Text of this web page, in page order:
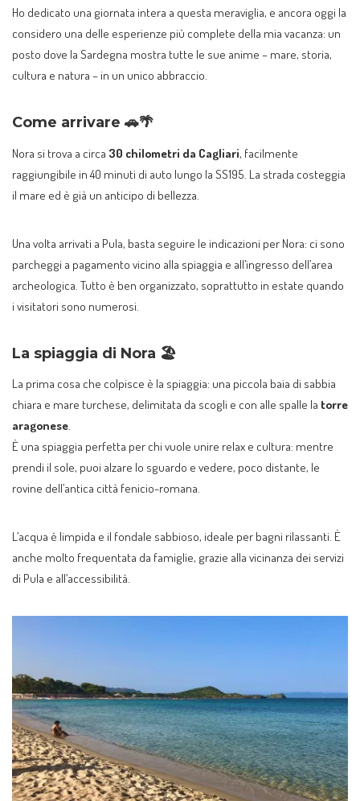
Ho dedicato una giornata intera a questa meraviglia, e ancora oggi la
considero una delle esperienze più complete della mia vacanza: un
posto dove la Sardegna mostra tutte le sue anime – mare, storia,
cultura e natura – in un unico abbraccio.
Come arrivare 🚗🌴
Nora si trova a circa 30 chilometri da Cagliari, facilmente
raggiungibile in 40 minuti di auto lungo la SS195. La strada costeggia
il mare ed è già un anticipo di bellezza.
Una volta arrivati a Pula, basta seguire le indicazioni per Nora: ci sono
parcheggi a pagamento vicino alla spiaggia e all’ingresso dell’area
archeologica. Tutto è ben organizzato, soprattutto in estate quando
i visitatori sono numerosi.
La spiaggia di Nora 🏖️
La prima cosa che colpisce è la spiaggia: una piccola baia di sabbia
chiara e mare turchese, delimitata da scogli e con alle spalle la torre
aragonese.
È una spiaggia perfetta per chi vuole unire relax e cultura: mentre
prendi il sole, puoi alzare lo sguardo e vedere, poco distante, le
rovine dell’antica città fenicio-romana.
L’acqua è limpida e il fondale sabbioso, ideale per bagni rilassanti. È
anche molto frequentata da famiglie, grazie alla vicinanza dei servizi
di Pula e all’accessibilità.